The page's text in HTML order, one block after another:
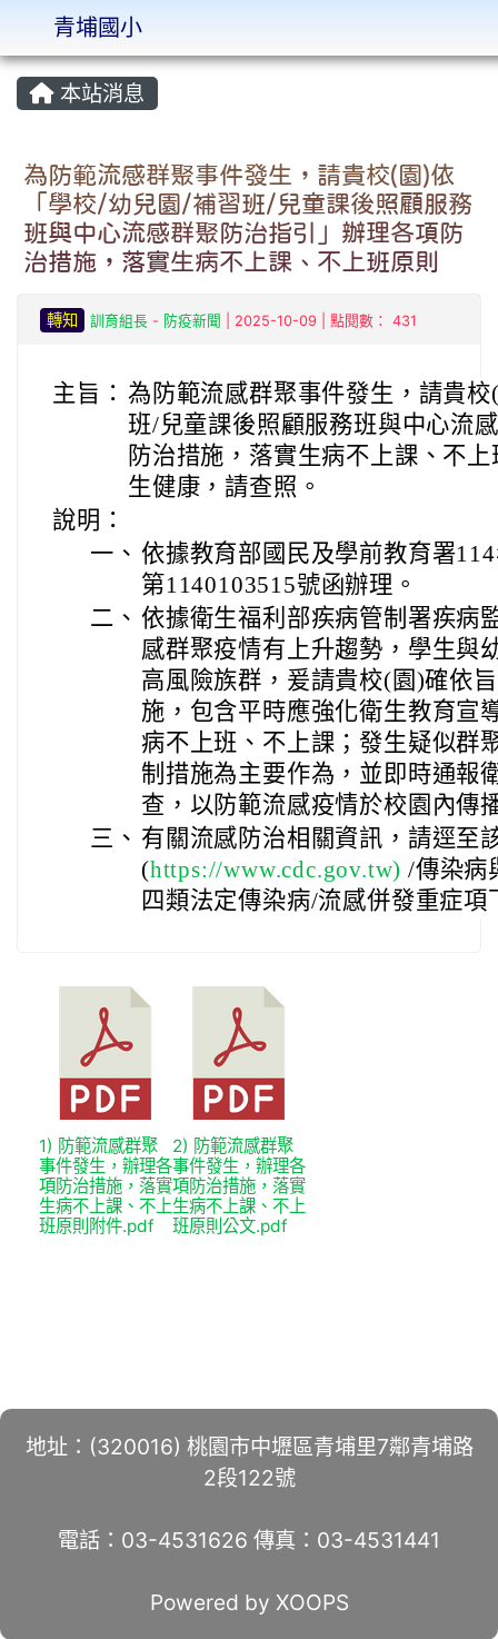
:::
本站消息
為防範流感群聚事件發生，請貴校(園)依
「學校/幼兒園/補習班/兒童課後照顧服務
班與中心流感群聚防治指引」辦理各項防
治措施，落實生病不上課、不上班原則
轉知 訓育組長- 防疫新聞 | 2025-10-09 | 點閱數： 431
主旨： 為防範流感群聚事件發生，請貴
班/兒童課後照顧服務班與中心流
防治措施，落實生病不上課、不
生健康，請查照。
說明：
一、 依據教育部國民及學前教育署
第1140103515號函辦理。
二、 依據衛生福利部疾病管制署疾病
感群聚疫情有上升趨勢，學生與
高風險族群，爰請貴校(園)確依
施，包含平時應強化衛生教育宣
病不上班、不上課；發生疑似群
制措施為主要作為，並即時通報
查，以防範流感疫情於校園內傳
三、 有關流感防治相關資訊，請逕至
(https://www.cdc.gov.tw) /傳染病
四類法定傳染病/流感併發重症
1) 防範流感群聚
事件發生，辦理各
項防治措施，落實
生病不上課、不上
班原則附件.pdf
2) 防範流感群聚
事件發生，辦理各
項防治措施，落實
生病不上課、不上
班原則公文.pdf
地址：(320016) 桃園市中壢區青埔里7鄰青埔路
2段122號
電話：03-4531626 傳真：03-4531441
Powered by XOOPS
青埔國小